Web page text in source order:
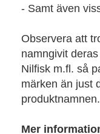
- Samt även
Observera att
namngivit
Nilfisk m.fl. så
märken än just
produktnamnen.
Mer